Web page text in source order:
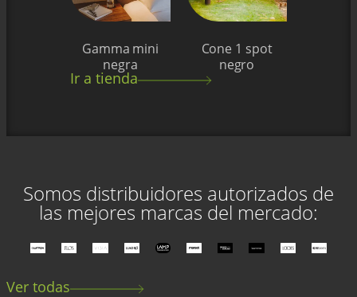
Gamma mini
negra
Cone 1 spot
negro
Ir a tienda
Somos distribuidores autorizados de
las mejores marcas del mercado:
Ver todas